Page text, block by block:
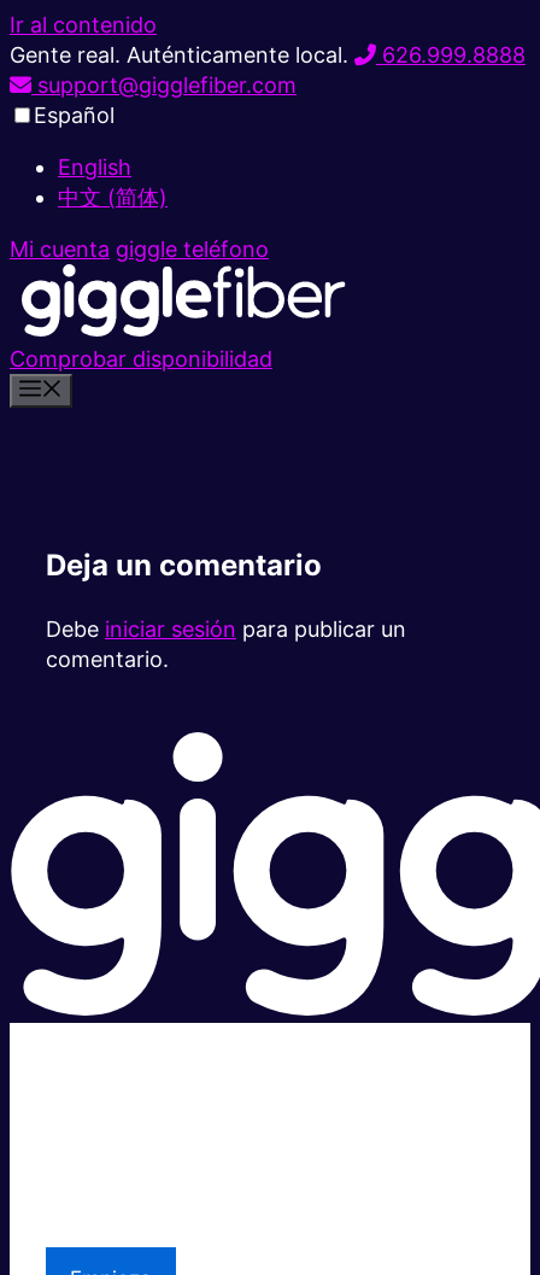
Ir al contenido
Gente real. Auténticamente local.
626.999.8888
support@gigglefiber.com
Español
English
中文 (简体)
Mi cuenta giggle teléfono
Comprobar disponibilidad
Deja un comentario
Debe iniciar sesión para publicar un
comentario.